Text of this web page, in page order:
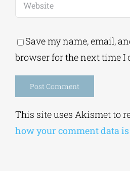
Save my name, email,
browser for the next time I
This site uses Akismet to
how your comment data is